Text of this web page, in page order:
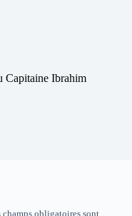
Capitaine Ibrahim
champs obligatoires sont